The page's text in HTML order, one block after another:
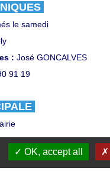
le samedi
: José GONCALVES
91 19
:Jean-Yves
20 91 - 06 22 63 48 16
OK, accept all